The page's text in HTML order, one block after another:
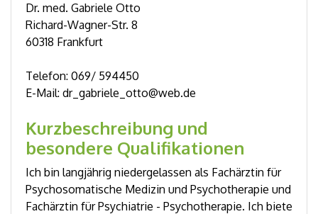
Dr. med. Gabriele Otto
Richard-Wagner-Str. 8
60318 Frankfurt
Telefon: 069/ 594450
E-Mail: dr_gabriele_otto@web.de
Kurzbeschreibung und
besondere Qualifikationen
Ich bin langjährig niedergelassen als Fachärztin für
Psychosomatische Medizin und Psychotherapie und
Fachärztin für Psychiatrie - Psychotherapie. Ich biete